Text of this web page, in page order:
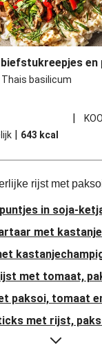
en
basilicum
|
| 643 kcal
rijst met
in soja-
met
met tomaat,
paksoi, tomaat
met rijst,
paksoi,